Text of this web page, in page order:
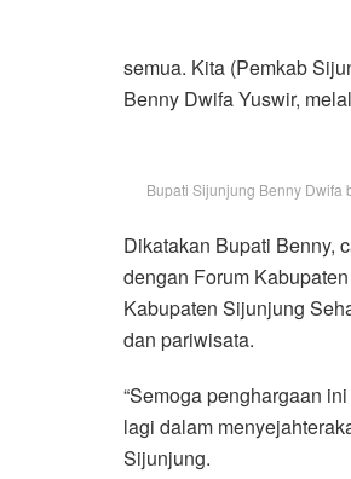
semua. Kita (Pemkab
Benny Dwifa Yuswir,
Bupati Sijunjung Benny Dwifa
Dikatakan Bupati Benny,
dengan Forum
Kabupaten Sijunjung
dan pariwisata.
“Semoga penghargaan
lagi dalam
Sijunjung.